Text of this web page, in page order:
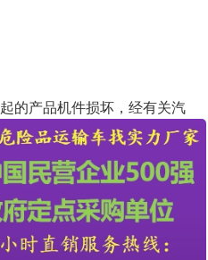
的产品机件损坏，经有关汽